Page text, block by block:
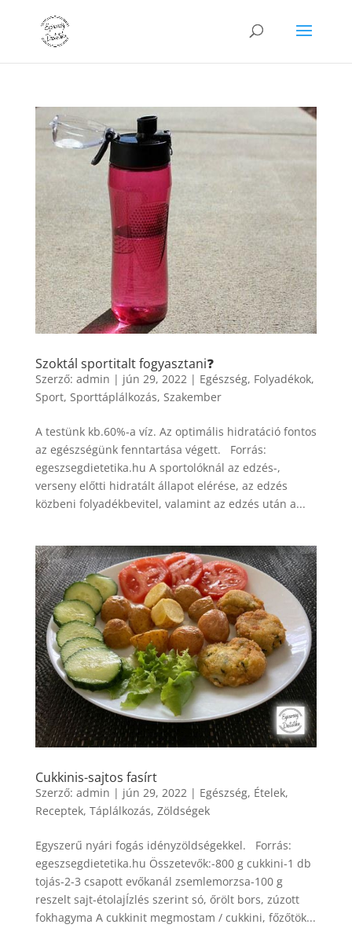
Szoktál sportitalt fogyasztani❓
Szerző: admin | jún 29, 2022 | Egészség, Folyadékok,
Sport, Sporttáplálkozás, Szakember
A testünk kb.60%-a víz. Az optimális hidratáció fontos
az egészségünk fenntartása végett. Forrás:
egeszsegdietetika.hu A sportolóknál az edzés-,
verseny előtti hidratált állapot elérése, az edzés
közbeni folyadékbevitel, valamint az edzés után a...
Cukkinis-sajtos fasírt
Szerző: admin | jún 29, 2022 | Egészség, Ételek,
Receptek, Táplálkozás, Zöldségek
Egyszerű nyári fogás idényzöldségekkel. Forrás:
egeszsegdietetika.hu Összetevők:-800 g cukkini-1 db
tojás-2-3 csapott evőkanál zsemlemorzsa-100 g
reszelt sajt-étolajÍzlés szerint só, őrölt bors, zúzott
fokhagyma A cukkinit megmostam / cukkini, főzőtök...